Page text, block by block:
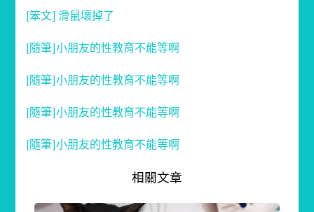
[笨文] 滑鼠壞掉了
[隨筆]小朋友的性教育不能等啊
[隨筆]小朋友的性教育不能等啊
[隨筆]小朋友的性教育不能等啊
[隨筆]小朋友的性教育不能等啊
相關文章